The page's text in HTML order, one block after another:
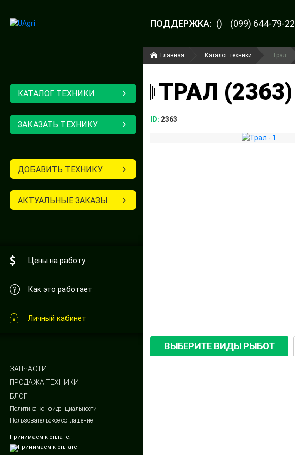
ПОДДЕРЖКА: () (099) 644-79-22
КАТАЛОГ ТЕХНИКИ
ЗАКАЗАТЬ ТЕХНИКУ
ДОБАВИТЬ ТЕХНИКУ
АКТУАЛЬНЫЕ ЗАКАЗЫ
Цены на работу
Как это работает
Личный кабинет
ЗАПЧАСТИ
ПРОДАЖА ТЕХНИКИ
БЛОГ
Политика конфиденциальности
Пользовательское соглашение
Принимаем к оплате:
Главная Каталог техники Трал
ТРАЛ (2363)
ID: 2363
ВЫБЕРИТЕ ВИДЫ РЫБОТ